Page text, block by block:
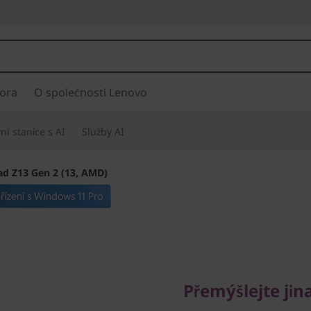
O společnosti Lenovo
stanice s AI Služby AI
Z13 Gen 2 (13, AMD)
Přemýšlejte